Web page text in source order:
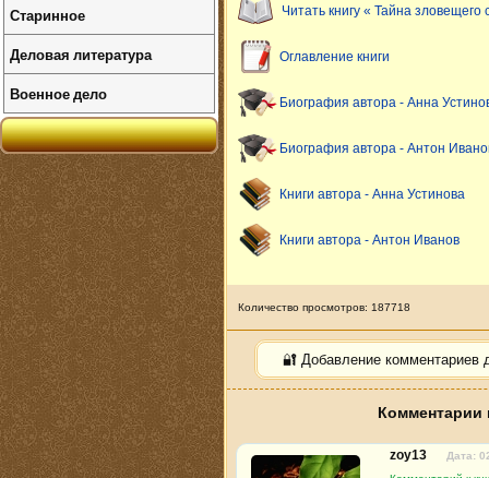
Читать книгу « Тайна зловещего
Оглавление книги
Биография автора - Анна
Биография автора - Антон
Книги автора - Анна Устинова
Книги автора - Антон Иванов
Количество просмотров: 187718
🔐 Добавление комментариев
Комментарии
zoy13
Дата:
Старинное
Деловая литература
Военное дело